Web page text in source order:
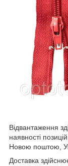
Відвантаження
наявності
Новою поштою,
Доставка